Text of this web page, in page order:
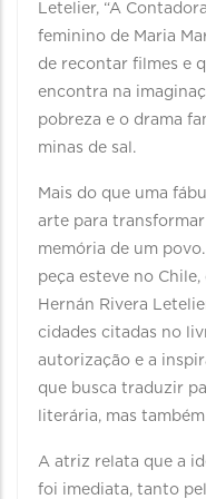
Letelier, “A
feminino de Maria
de recontar filmes e
encontra na
pobreza e o drama
minas de sal.
Mais do que uma
arte para
memória de um
peça esteve no
Hernán Rivera
cidades citadas no
autorização e a
que busca traduzir
literária, mas
A atriz relata que a
foi imediata, tanto